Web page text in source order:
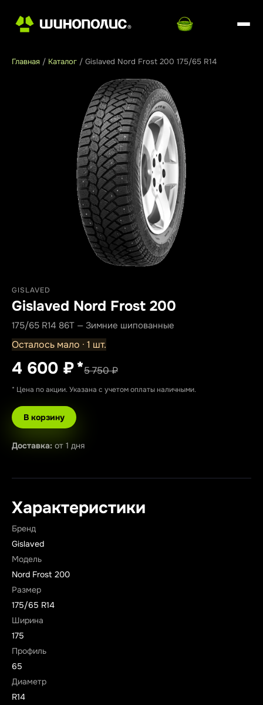
Главная / Каталог / Gislaved Nord Frost 200 175/65 R14
GISLAVED
Gislaved Nord Frost 200
175/65 R14 86T — Зимние шипованные
Осталось мало · 1 шт.
4 600 ₽*5 750 ₽
* Цена по акции. Указана с учетом оплаты наличными.
В корзину
Доставка: от 1 дня
Характеристики
Бренд
Gislaved
Модель
Nord Frost 200
Размер
175/65 R14
Ширина
175
Профиль
65
Диаметр
R14